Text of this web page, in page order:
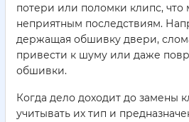
потери или поломки клипс,
неприятным последствиям.
держащая обшивку двери,
привести к шуму или даже
обшивки.
Когда дело доходит до замены
учитывать их тип и